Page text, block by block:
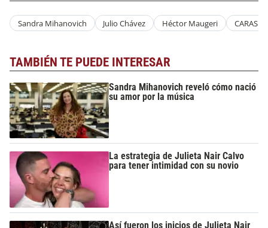
Sandra Mihanovich Julio Chávez Héctor Maugeri CARAS TV
TAMBIÉN TE PUEDE INTERESAR
Sandra Mihanovich reveló cómo nació
su amor por la música
La estrategia de Julieta Nair Calvo
para tener intimidad con su novio
Así fueron los inicios de Julieta Nair